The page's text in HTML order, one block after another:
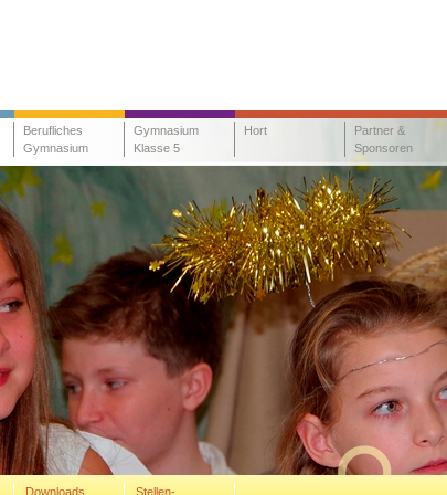
Berufliches
Gymnasium
Gymnasium
Klasse 5
Hort
Partner &
Sponsoren
Downloads
Stellen-